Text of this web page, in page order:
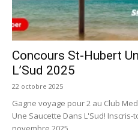
Concours St-Hubert
L’Sud 2025
22 octobre 2025
Gagne voyage pour 2 au Club
Une Saucette Dans L'Sud!